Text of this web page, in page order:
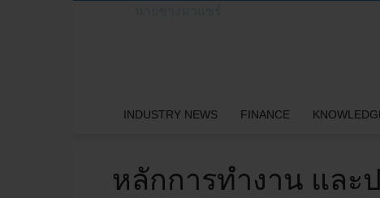
INDUSTRY NEWS FINANCE
หลักการทำงาน และ